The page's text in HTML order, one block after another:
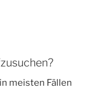
meisten Fällen